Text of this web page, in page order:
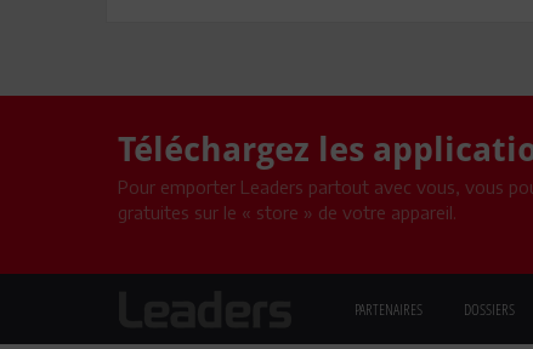
Téléchargez les
Pour emporter Leaders partout avec vous, vous
gratuites sur le « store » de votre appareil.
PARTENAIRES DOSSIERS